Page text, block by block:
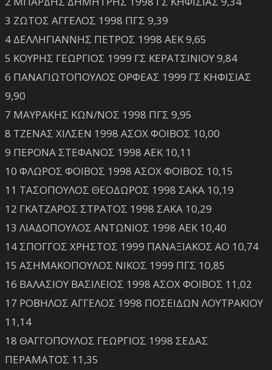
3 ΖΩΤΟΣ ΑΓΓΕΛΟΣ 1998 ΠΓΣ 9,39
4 ΔΕΛΛΗΓΙΑΝΝΗΣ ΠΕΤΡΟΣ 1998 ΑΕΚ 9,65
5 ΚΟΥΡΗΣ ΓΕΩΡΓΙΟΣ 1999 ΓΣ ΚΕΡΑΤΣΙΝΙΟΥ 9,84
6 ΠΑΝΑΓΙΩΤΟΠΟΥΛΟΣ ΟΡΦΕΑΣ 1999 ΓΣ ΚΗΦΙΣΙΑΣ
9,90
7 ΜΑΥΡΑΚΗΣ ΚΩΝ/ΝΟΣ 1998 ΠΓΣ 9,95
8 ΤΖΕΝΑΣ ΧΙΛΣΕΝ 1998 ΑΣΟΧ ΦΟΙΒΟΣ 10,00
9 ΠΕΡΟΝΑ ΣΤΕΦΑΝΟΣ 1998 ΑΕΚ 10,11
10 ΦΛΩΡΟΣ ΦΟΙΒΟΣ 1998 ΑΣΟΧ ΦΟΙΒΟΣ 10,15
11 ΤΑΣΟΠΟΥΛΟΣ ΘΕΟΔΩΡΟΣ 1998 ΣΑΚΑ 10,19
12 ΓΚΑΤΖΑΡΟΣ ΣΤΡΑΤΟΣ 1998 ΣΑΚΑ 10,29
13 ΛΙΑΔΟΠΟΥΛΟΣ ΑΝΤΩΝΙΟΣ 1998 ΑΕΚ 10,40
14 ΣΠΟΓΓΟΣ ΧΡΗΣΤΟΣ 1999 ΠΑΝΑΞΙΑΚΟΣ ΑΟ 10,74
15 ΑΣΗΜΑΚΟΠΟΥΛΟΣ ΝΙΚΟΣ 1999 ΠΓΣ 10,85
16 ΒΑΛΑΣΙΟΥ ΒΑΣΙΛΕΙΟΣ 1998 ΑΣΟΧ ΦΟΙΒΟΣ 11,02
17 ΡΟΒΗΛΟΣ ΑΓΓΕΛΟΣ 1998 ΠΟΣΕΙΔΩΝ ΛΟΥΤΡΑΚΙΟΥ
11,14
18 ΘΑΓΓΟΠΟΥΛΟΣ ΓΕΩΡΓΙΟΣ 1998 ΣΕΔΑΣ
ΠΕΡΑΜΑΤΟΣ 11,35